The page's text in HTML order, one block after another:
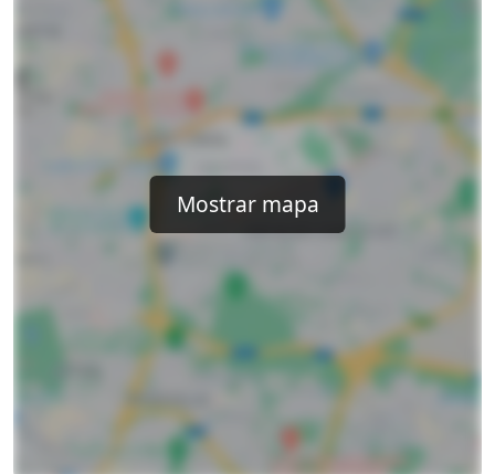
Mostrar mapa